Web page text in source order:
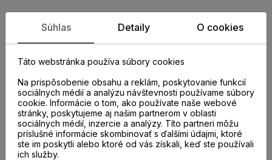
Súhlas Detaily O cookies
Táto webstránka používa súbory cookies
Na prispôsobenie obsahu a reklám, poskytovanie funkcií
sociálnych médií a analýzu návštevnosti používame súbory
cookie. Informácie o tom, ako používate naše webové
stránky, poskytujeme aj našim partnerom v oblasti
sociálnych médií, inzercie a analýzy. Títo partneri môžu
príslušné informácie skombinovať s ďalšími údajmi, ktoré
ste im poskytli alebo ktoré od vás získali, keď ste používali
ich služby.